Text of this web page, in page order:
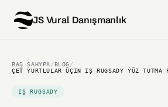
JS Vural Danışmanlık
BAŞ SAHYPA /BLOG /
ÇET ÝURTLULAR ÜÇIN IŞ RUGSADY ÝÜZ TUTMA
IŞ RUGSADY